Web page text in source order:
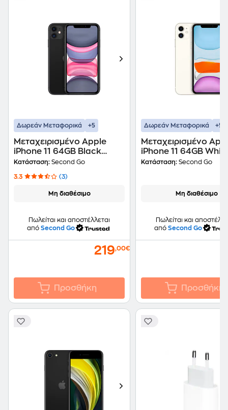
Δωρεάν Μεταφορικά +5
Μεταχειρισμένο Apple
iPhone 11 64GB Black
second go Certified by
Κατάσταση: Second Go
3.3 (3)
Μη διαθέσιμο
Πωλείται και αποστέλλεται
από Second Go
219,00€
Προσθήκη
Δωρεάν Μεταφορικά +5
Μεταχειρισμένο
iPhone 11 64GB
second go Certified
Κατάσταση: Second Go
Μη διαθέσιμο
Πωλείται και
από Second Go
Προσθήκη